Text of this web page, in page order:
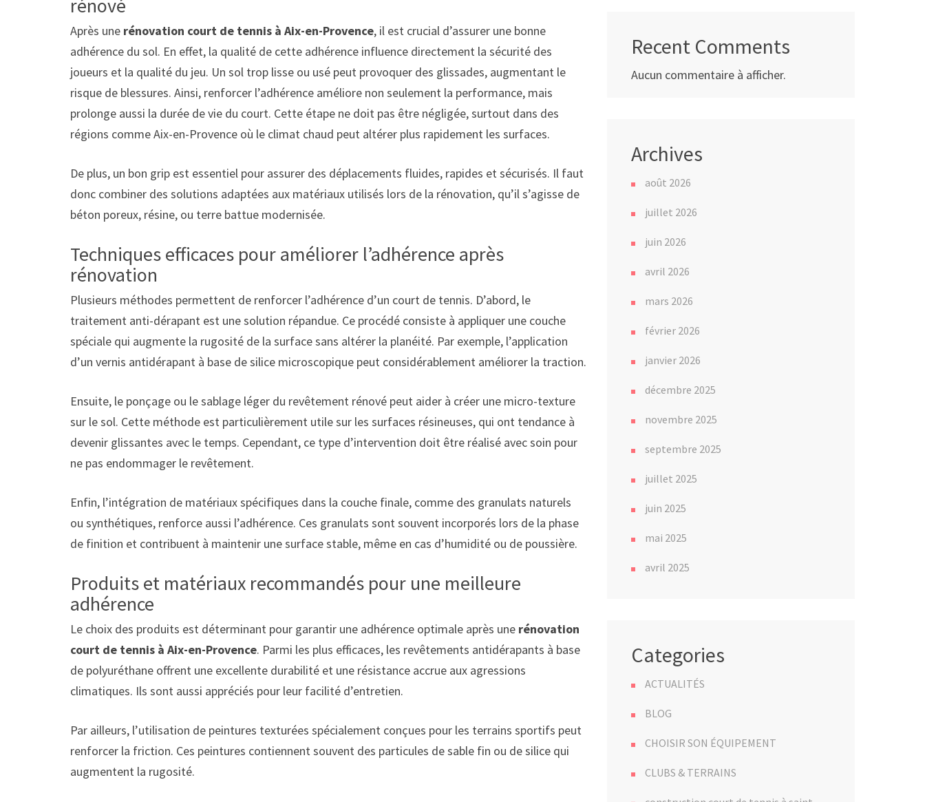
rénové
Après une rénovation court de tennis à Aix-en-Provence, il est crucial d’assurer une bonne
adhérence du sol. En effet, la qualité de cette adhérence influence directement la sécurité des
joueurs et la qualité du jeu. Un sol trop lisse ou usé peut provoquer des glissades, augmentant le
risque de blessures. Ainsi, renforcer l’adhérence améliore non seulement la performance, mais
prolonge aussi la durée de vie du court. Cette étape ne doit pas être négligée, surtout dans des
régions comme Aix-en-Provence où le climat chaud peut altérer plus rapidement les surfaces.
De plus, un bon grip est essentiel pour assurer des déplacements fluides, rapides et sécurisés. Il faut
donc combiner des solutions adaptées aux matériaux utilisés lors de la rénovation, qu’il s’agisse de
béton poreux, résine, ou terre battue modernisée.
Techniques efficaces pour améliorer l’adhérence après
rénovation
Plusieurs méthodes permettent de renforcer l’adhérence d’un court de tennis. D’abord, le
traitement anti-dérapant est une solution répandue. Ce procédé consiste à appliquer une couche
spéciale qui augmente la rugosité de la surface sans altérer la planéité. Par exemple, l’application
d’un vernis antidérapant à base de silice microscopique peut considérablement améliorer la traction.
Ensuite, le ponçage ou le sablage léger du revêtement rénové peut aider à créer une micro-texture
sur le sol. Cette méthode est particulièrement utile sur les surfaces résineuses, qui ont tendance à
devenir glissantes avec le temps. Cependant, ce type d’intervention doit être réalisé avec soin pour
ne pas endommager le revêtement.
Enfin, l’intégration de matériaux spécifiques dans la couche finale, comme des granulats naturels
ou synthétiques, renforce aussi l’adhérence. Ces granulats sont souvent incorporés lors de la phase
de finition et contribuent à maintenir une surface stable, même en cas d’humidité ou de poussière.
Produits et matériaux recommandés pour une meilleure
adhérence
Le choix des produits est déterminant pour garantir une adhérence optimale après une rénovation
court de tennis à Aix-en-Provence. Parmi les plus efficaces, les revêtements antidérapants à base
de polyuréthane offrent une excellente durabilité et une résistance accrue aux agressions
climatiques. Ils sont aussi appréciés pour leur facilité d’entretien.
Par ailleurs, l’utilisation de peintures texturées spécialement conçues pour les terrains sportifs peut
renforcer la friction. Ces peintures contiennent souvent des particules de sable fin ou de silice qui
augmentent la rugosité.
Recent Comments
Aucun commentaire à afficher.
Archives
août 2026
juillet 2026
juin 2026
avril 2026
mars 2026
février 2026
janvier 2026
décembre 2025
novembre 2025
septembre 2025
juillet 2025
juin 2025
mai 2025
avril 2025
Categories
ACTUALITÉS
BLOG
CHOISIR SON ÉQUIPEMENT
CLUBS & TERRAINS